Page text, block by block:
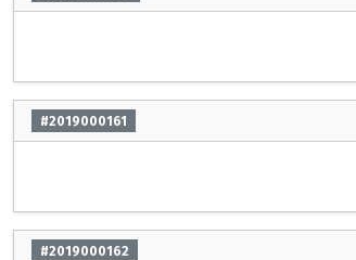
#2019000161
#2019000162